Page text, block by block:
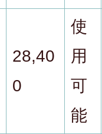
28,40
0
使
用
可
能